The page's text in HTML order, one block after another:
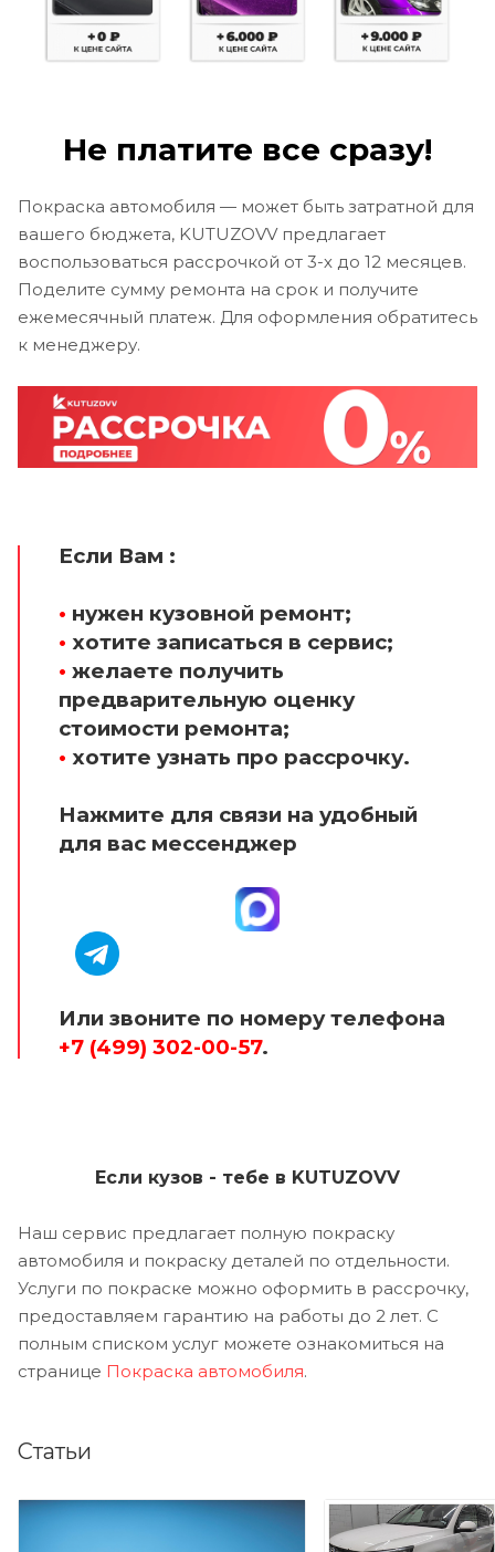
Не платите все сразу!
Покраска автомобиля — может быть затратной для
вашего бюджета, KUTUZOVV предлагает
воспользоваться рассрочкой от 3-х до 12 месяцев.
Поделите сумму ремонта на срок и получите
ежемесячный платеж. Для оформления обратитесь
к менеджеру.
Если Вам :
• нужен кузовной ремонт;
• хотите записаться в сервис;
• желаете получить
предварительную оценку
стоимости ремонта;
• хотите узнать про рассрочку.
Нажмите для связи на удобный
для вас мессенджер
Или звоните по номеру телефона
+7 (499) 302-00-57.
Если кузов - тебе в KUTUZOVV
Наш сервис предлагает полную покраску
автомобиля и покраску деталей по отдельности.
Услуги по покраске можно оформить в рассрочку,
предоставляем гарантию на работы до 2 лет. С
полным списком услуг можете ознакомиться на
странице Покраска автомобиля.
Статьи